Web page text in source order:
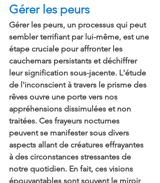
Gérer les peurs
Gérer les peurs, un processus qui peut
sembler terrifiant par lui-même, est une
étape cruciale pour affronter les
cauchemars persistants et déchiffrer
leur signification sous-jacente. L'étude
de l'inconscient à travers le prisme des
rêves ouvre une porte vers nos
appréhensions dissimulées et non
traitées. Ces frayeurs nocturnes
peuvent se manifester sous divers
aspects allant de créatures effrayantes
à des circonstances stressantes de
notre quotidien. En fait, ces visions
épouvantables sont souvent le miroir